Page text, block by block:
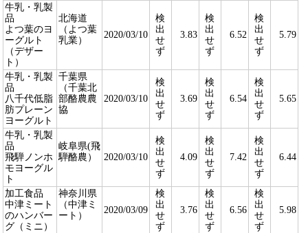
牛乳・乳製
品
よつ葉のヨ
ーグルト
（デザー
ト）
北海道
（よつ葉
乳業）
2020/03/10
検
出
せ
ず
3.83
検
出
せ
ず
6.52
検
出
せ
ず
5.79
牛乳・乳製
品
八千代低脂
肪プレーン
ヨーグルト
千葉県
（千葉北
部酪農農
協
2020/03/10
検
出
せ
ず
3.69
検
出
せ
ず
6.54
検
出
せ
ず
5.65
牛乳・乳製
品
飛騨ノンホ
モヨーグル
ト
岐阜県(飛
騨酪農）
2020/03/10
検
出
せ
ず
4.09
検
出
せ
ず
7.42
検
出
せ
ず
6.44
加工食品
中津ミート
のハンバー
グ（ミニ）
神奈川県
（中津ミ
ート）
2020/03/09
検
出
せ
ず
3.76
検
出
せ
ず
6.56
検
出
せ
ず
5.98